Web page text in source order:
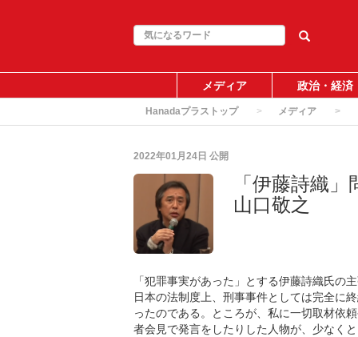
メディア 政治・経済
Hanadaプラストップ メディア
2022年01月24日 公開
「伊藤詩織
山口敬之
「犯罪事実があった」とする伊藤詩織氏の
日本の法制度上、刑事事件としては完全に
ったのである。ところが、私に一切取材依
者会見で発言をしたりした人物が、少なく